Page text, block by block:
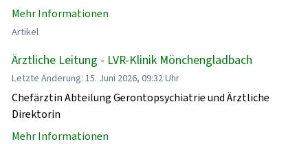
Mehr Informationen
Artikel
Ärztliche Leitung - LVR-Klinik Mönchengladbach
Letzte Änderung: 15. Juni 2026, 09:32 Uhr
Chefärztin Abteilung Gerontopsychiatrie und Ärztliche
Direktorin
Mehr Informationen